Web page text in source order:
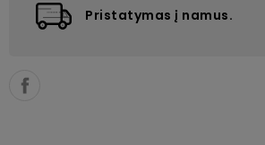
Pristatymas į namus.